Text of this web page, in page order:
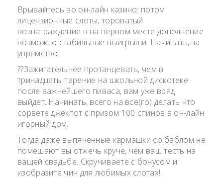
Врывайтесь во он-лайн казино: потом
лицензионные слоты, тороватый
вознаграждение в на первом месте дополнение
возможно стабильные выигрыши. Начинать, за
упрямство!
??Зажигательнее протанцевать, чем в
тринадцать парение на школьной дискотеке
после важнейшего пиваса, вам уже вряд
выйдет. Начинать, всего на все(го) делать что
сорвете джекпот с призом 100 cпинов в он-лайн
игорный дом.
Тогда даже выпяченные кармашки со баблом не
помешают вы отжечь круче, чем ваш тесть на
вашей свадьбе. Скручиваете с бонусом и
изобразите чин для любимых слотах!